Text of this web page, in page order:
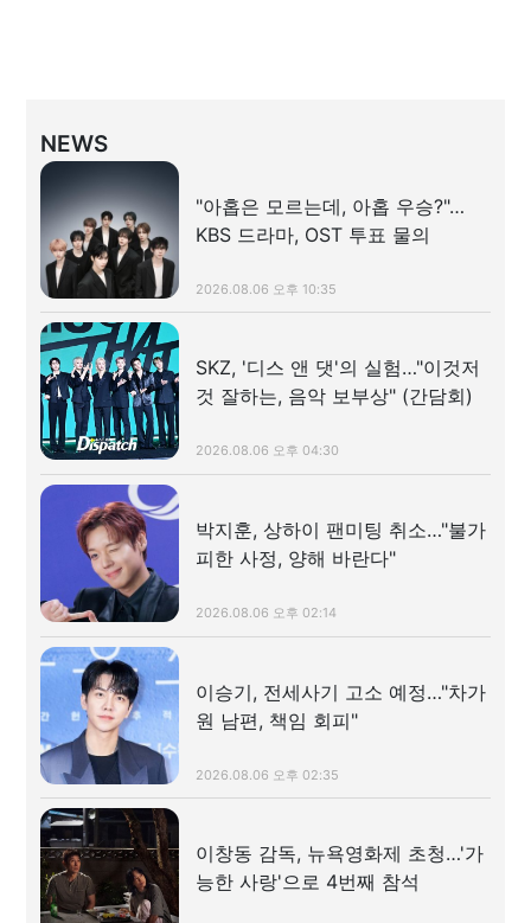
NEWS
"아홉은 모르는데, 아홉 우승?"…
KBS 드라마, OST 투표 물의
2026.08.06 오후 10:35
SKZ, '디스 앤 댓'의 실험…"이것저
것 잘하는, 음악 보부상" (간담회)
2026.08.06 오후 04:30
박지훈, 상하이 팬미팅 취소…"불가
피한 사정, 양해 바란다"
2026.08.06 오후 02:14
이승기, 전세사기 고소 예정…"차가
원 남편, 책임 회피"
2026.08.06 오후 02:35
이창동 감독, 뉴욕영화제 초청…'가
능한 사랑'으로 4번째 참석